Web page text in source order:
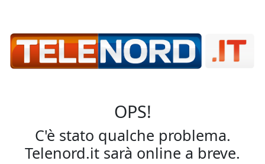
OPS!
C'è stato qualche problema.
Telenord.it sarà online a breve.